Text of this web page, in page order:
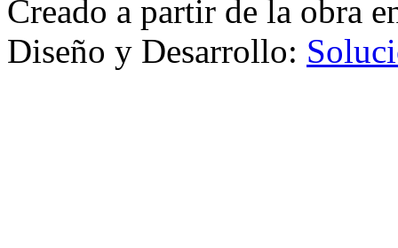
Creado a partir de la obra
Diseño y Desarrollo: